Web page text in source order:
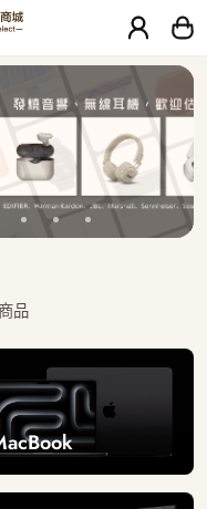
【30天安心
品